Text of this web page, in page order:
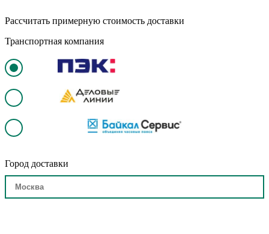
Рассчитать примерную стоимость доставки
Транспортная компания
Город доставки